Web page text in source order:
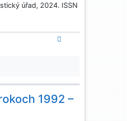
úřad, 2024. ISSN
1992 –